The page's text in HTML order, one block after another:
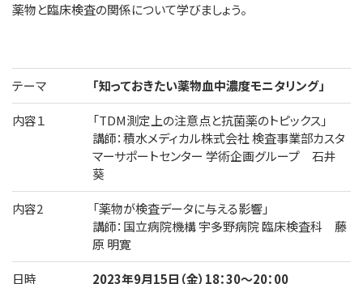
薬物と臨床検査の関係について学びましょう。
テーマ 「知っておきたい薬物血中濃度モニタリング」
内容１
「TDM測定上の注意点と抗菌薬のトピックス」
講師：積水メディカル株式会社 検査事業部カスタ
マーサポートセンター 学術企画グループ 石井
葵
内容2
「薬物が検査データに与える影響」
講師：国立病院機構 宇多野病院 臨床検査科 藤
原 明寛
日時 2023年9月15日（金）18：30～20：00